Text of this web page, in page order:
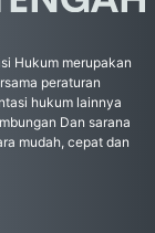
Hukum merupakan
peraturan
hukum lainnya
Dan sarana
mudah, cepat dan